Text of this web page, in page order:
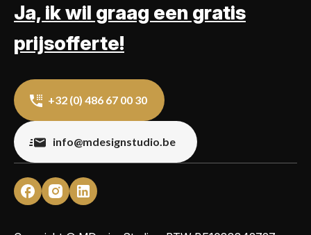
Ja, ik wil graag een gratis
prijsofferte!
+32 (0) 486 67 00 30
info@mdesignstudio.be